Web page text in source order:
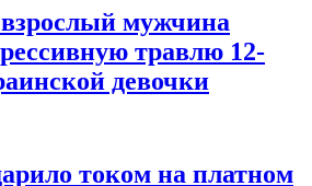
мужчина
травлю 12-
девочки
током на платном